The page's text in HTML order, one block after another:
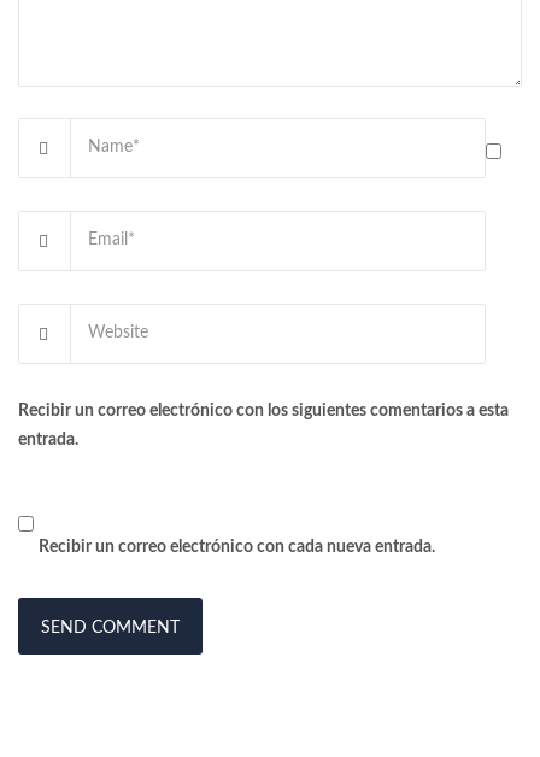
Recibir un correo electrónico con los siguientes comentarios a esta
entrada.
Recibir un correo electrónico con cada nueva entrada.